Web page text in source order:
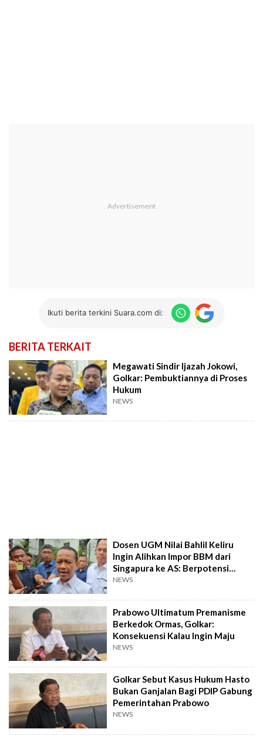
Ikuti berita terkini Suara.com di:
BERITA TERKAIT
Megawati Sindir Ijazah Jokowi,
Golkar: Pembuktiannya di Proses
Hukum
NEWS
Dosen UGM Nilai Bahlil Keliru
Ingin Alihkan Impor BBM dari
Singapura ke AS: Berpotensi
Masalah Baru
NEWS
Prabowo Ultimatum Premanisme
Berkedok Ormas, Golkar:
Konsekuensi Kalau Ingin Maju
NEWS
Golkar Sebut Kasus Hukum Hasto
Bukan Ganjalan Bagi PDIP Gabung
Pemerintahan Prabowo
NEWS